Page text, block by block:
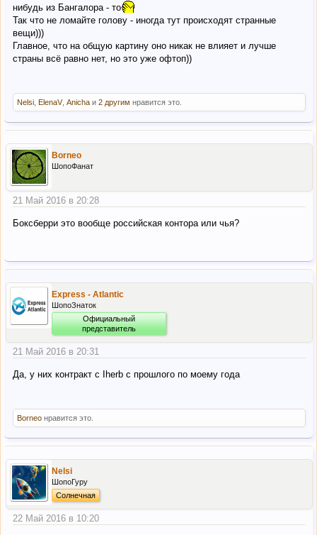
нибудь из Бангалора - то
Так что не ломайте голову - иногда тут происходят странные
вещи)))
Главное, что на общую картину оно никак не влияет и лучше
страны всё равно нет, но это уже офтоп))
Nelsi ElenaV, Anicha и 2 другим нравится это.
Borneo
ШопоФанат
21 Май 2016 в 20:28
Боксберри это вообще российская контора или чья?
Express - Atlantic
ШопоЗнаток
Официальный
представитель
21 Май 2016 в 20:31
Да, у них контракт с Iherb с прошлого по моему года
Borneo нравится это.
Nelsi
ШопоГуру
Солнечная
22 Май 2016 в 10:20